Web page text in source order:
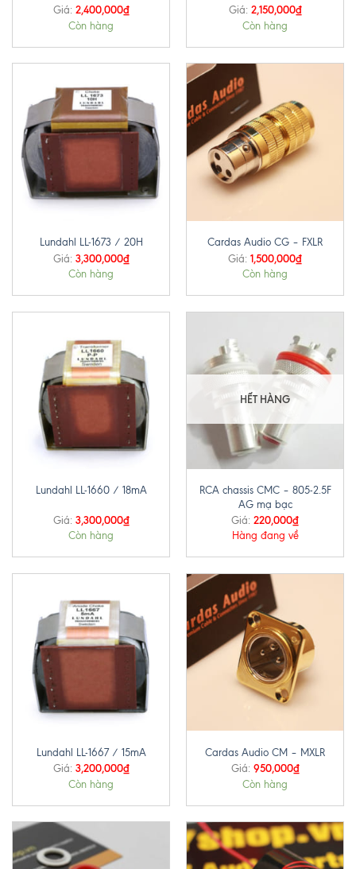
Giá: 2,400,000₫
Còn hàng
Giá: 2,150,000₫
Còn hàng
Lundahl LL-1673 / 20H
Giá: 3,300,000₫
Còn hàng
Cardas Audio CG – FXLR
Giá: 1,500,000₫
Còn hàng
Lundahl LL-1660 / 18mA
Giá: 3,300,000₫
Còn hàng
HẾT HÀNG
RCA chassis CMC – 805-2.5F
AG mạ bạc
Giá: 220,000₫
Hàng đang về
Lundahl LL-1667 / 15mA
Giá: 3,200,000₫
Còn hàng
Cardas Audio CM – MXLR
Giá: 950,000₫
Còn hàng